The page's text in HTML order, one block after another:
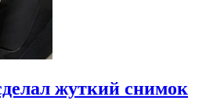
жуткий снимок